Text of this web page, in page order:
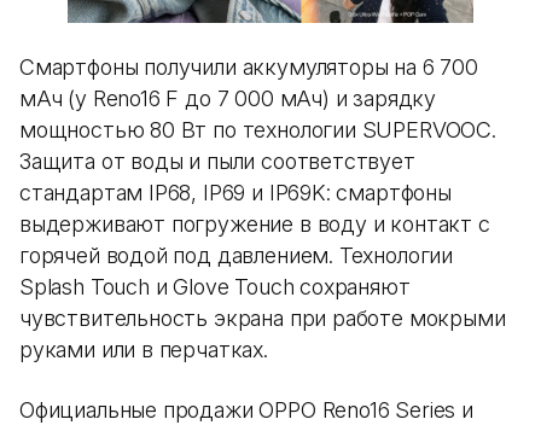
Смартфоны получили аккумуляторы на 6 700
мАч (у Reno16 F до 7 000 мАч) и зарядку
мощностью 80 Вт по технологии SUPERVOOC.
Защита от воды и пыли соответствует
стандартам IP68, IP69 и IP69K: смартфоны
выдерживают погружение в воду и контакт с
горячей водой под давлением. Технологии
Splash Touch и Glove Touch сохраняют
чувствительность экрана при работе мокрыми
руками или в перчатках.
Официальные продажи OPPO Reno16 Series и